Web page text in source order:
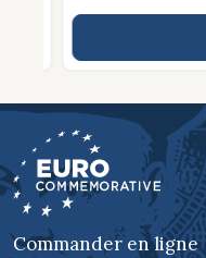
Commander en ligne